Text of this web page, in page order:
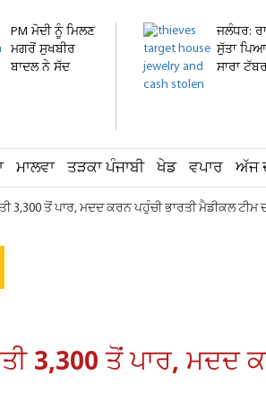
PM ਮੋਦੀ ਨੂੰ ਮਿਲਣ
ਮਗਰੋਂ ਸੁਖਬੀਰ
ਬਾਦਲ ਨੇ ਸੱਦ
ਜਲੰਧਰ:
ਸੁੱਤਾ
ਸਾਰਾ
ਮਾਲਵਾ ਤੜਕਾ ਪੰਜਾਬੀ ਖੇਡ ਵਪਾਰ ਅੱਜ
3,300 ਤੋਂ ਪਾਰ, ਮਦਦ ਕਰਨ ਪਹੁੰਚੀ ਭਾਰਤੀ ਮੈਡੀਕਲ ਟੀਮ
3,300 ਤੋਂ ਪਾਰ, ਮਦਦ